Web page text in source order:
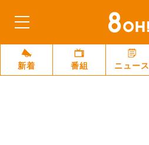
新着 番組 ニュース